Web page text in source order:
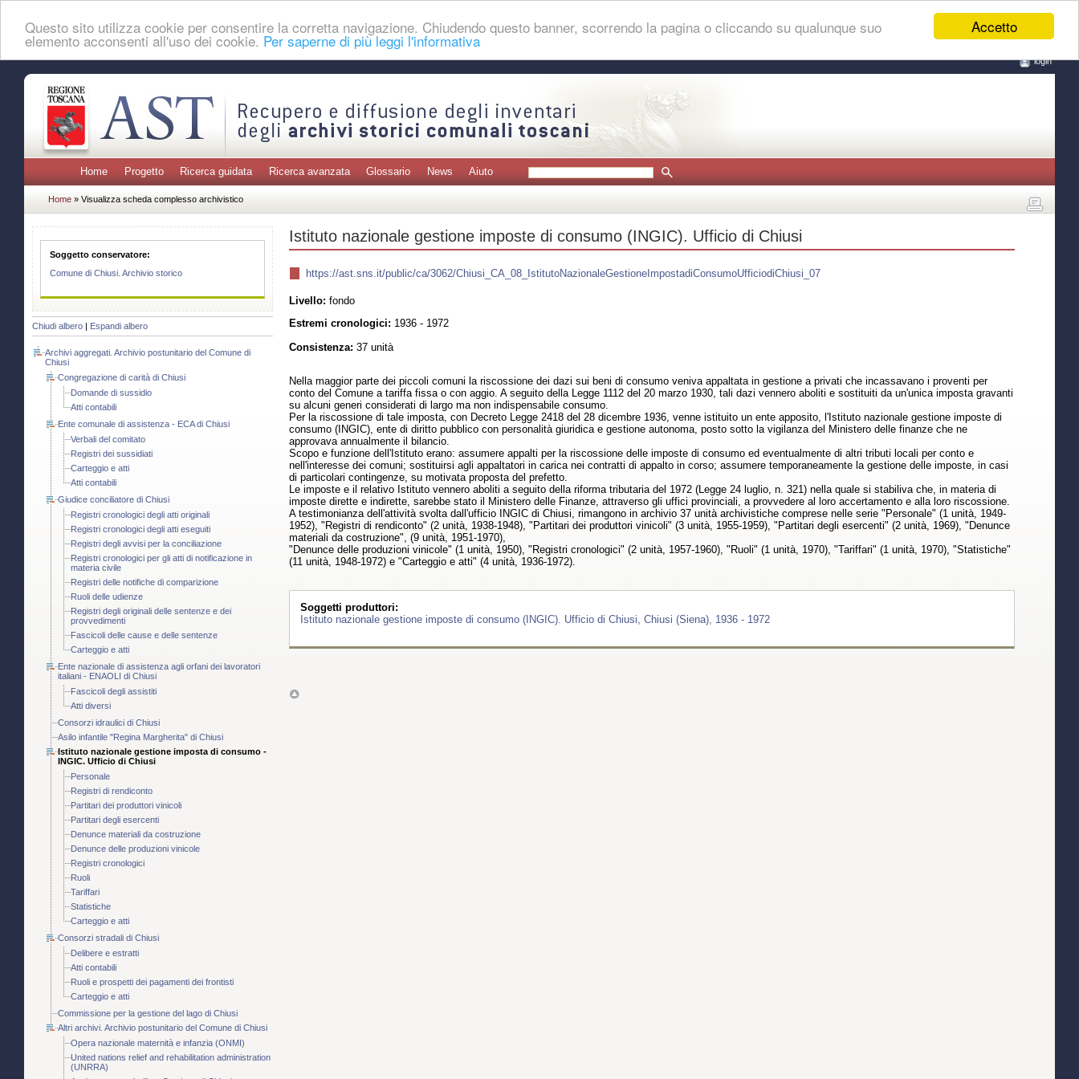
Accetto
Questo sito utilizza cookie per consentire la corretta navigazione. Chiudendo questo banner, scorrendo la pagina o cliccando su qualunque suo
elemento acconsenti all'uso dei cookie. Per saperne di più leggi l'informativa
login
Home Progetto Ricerca guidata Ricerca avanzata Glossario News Aiuto
Home » Visualizza scheda complesso archivistico
Soggetto conservatore:
Comune di Chiusi. Archivio storico
Chiudi albero Espandi albero
Archivi aggregati. Archivio postunitario del Comune di
Chiusi
Congregazione di carità di Chiusi
Domande di sussidio
Atti contabili
Ente comunale di assistenza - ECA di Chiusi
Verbali del comitato
Registri dei sussidiati
Carteggio e atti
Atti contabili
Giudice conciliatore di Chiusi
Registri cronologici degli atti originali
Registri cronologici degli atti eseguiti
Registri degli avvisi per la conciliazione
Registri cronologici per gli atti di notificazione in
materia civile
Registri delle notifiche di comparizione
Ruoli delle udienze
Registri degli originali delle sentenze e dei
provvedimenti
Fascicoli delle cause e delle sentenze
Carteggio e atti
Ente nazionale di assistenza agli orfani dei lavoratori
italiani - ENAOLI di Chiusi
Fascicoli degli assistiti
Atti diversi
Consorzi idraulici di Chiusi
Asilo infantile "Regina Margherita" di Chiusi
Istituto nazionale gestione imposta di consumo -
INGIC. Ufficio di Chiusi
Personale
Registri di rendiconto
Partitari dei produttori vinicoli
Partitari degli esercenti
Denunce materiali da costruzione
Denunce delle produzioni vinicole
Registri cronologici
Ruoli
Tariffari
Statistiche
Carteggio e atti
Consorzi stradali di Chiusi
Delibere e estratti
Atti contabili
Ruoli e prospetti dei pagamenti dei frontisti
Carteggio e atti
Commissione per la gestione del lago di Chiusi
Altri archivi. Archivio postunitario del Comune di Chiusi
Opera nazionale maternità e infanzia (ONMI)
United nations relief and rehabilitation administration
(UNRRA)
Istituto nazionale gestione imposte di consumo (INGIC). Ufficio di Chiusi
https://ast.sns.it/public/ca/3062/Chiusi_CA_08_IstitutoNazionaleGestioneImpostadiConsumoUfficiodiChiusi_07
Livello: fondo
Estremi cronologici: 1936 - 1972
Consistenza: 37 unità
Nella maggior parte dei piccoli comuni la riscossione dei dazi sui beni di consumo veniva appaltata in gestione a privati che incassavano i proventi per
conto del Comune a tariffa fissa o con aggio. A seguito della Legge 1112 del 20 marzo 1930, tali dazi vennero aboliti e sostituiti da un'unica imposta gravanti
su alcuni generi considerati di largo ma non indispensabile consumo.
Per la riscossione di tale imposta, con Decreto Legge 2418 del 28 dicembre 1936, venne istituito un ente apposito, l'Istituto nazionale gestione imposte di
consumo (INGIC), ente di diritto pubblico con personalità giuridica e gestione autonoma, posto sotto la vigilanza del Ministero delle finanze che ne
approvava annualmente il bilancio.
Scopo e funzione dell'Istituto erano: assumere appalti per la riscossione delle imposte di consumo ed eventualmente di altri tributi locali per conto e
nell'interesse dei comuni; sostituirsi agli appaltatori in carica nei contratti di appalto in corso; assumere temporaneamente la gestione delle imposte, in casi
di particolari contingenze, su motivata proposta del prefetto.
Le imposte e il relativo Istituto vennero aboliti a seguito della riforma tributaria del 1972 (Legge 24 luglio, n. 321) nella quale si stabiliva che, in materia di
imposte dirette e indirette, sarebbe stato il Ministero delle Finanze, attraverso gli uffici provinciali, a provvedere al loro accertamento e alla loro riscossione.
A testimonianza dell'attività svolta dall'ufficio INGIC di Chiusi, rimangono in archivio 37 unità archivistiche comprese nelle serie "Personale" (1 unità, 1949-
1952), "Registri di rendiconto" (2 unità, 1938-1948), "Partitari dei produttori vinicoli" (3 unità, 1955-1959), "Partitari degli esercenti" (2 unità, 1969), "Denunce
materiali da costruzione", (9 unità, 1951-1970),
"Denunce delle produzioni vinicole" (1 unità, 1950), "Registri cronologici" (2 unità, 1957-1960), "Ruoli" (1 unità, 1970), "Tariffari" (1 unità, 1970), "Statistiche"
(11 unità, 1948-1972) e "Carteggio e atti" (4 unità, 1936-1972).
Soggetti produttori:
Istituto nazionale gestione imposte di consumo (INGIC). Ufficio di Chiusi, Chiusi (Siena), 1936 - 1972